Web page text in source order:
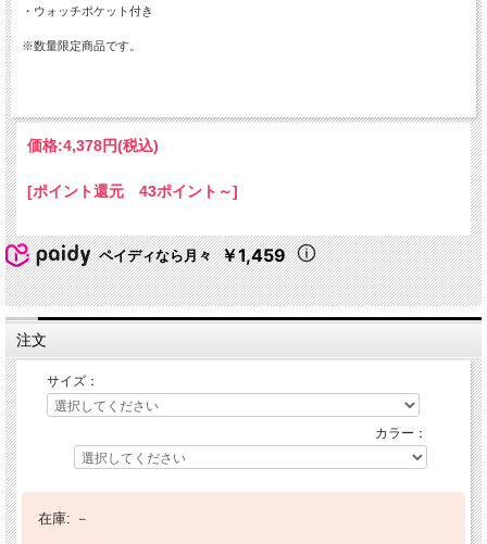
・ウォッチポケット付き
※数量限定商品です。
価格:4,378円(税込)
[ポイント還元 43ポイント～]
ペイディなら月々 ￥1,459
注文
サイズ：
カラー：
在庫: －